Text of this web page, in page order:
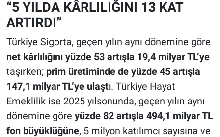
“5 YILDA KÂRLILIĞINI 13 KAT
ARTIRDI”
Türkiye Sigorta, geçen yılın aynı dönemine göre
net kârlılığını yüzde 53 artışla 19,4 milyar TL’ye
taşırken; prim üretiminde de yüzde 45 artışla
147,1 milyar TL’ye ulaştı. Türkiye Hayat
Emeklilik ise 2025 yılsonunda, geçen yılın aynı
dönemine göre yüzde 82 artışla 494,1 milyar TL
fon büyüklüğüne, 5 milyon katılımcı sayısına ve